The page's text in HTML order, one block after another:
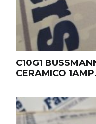
C10G1
CERAMICO